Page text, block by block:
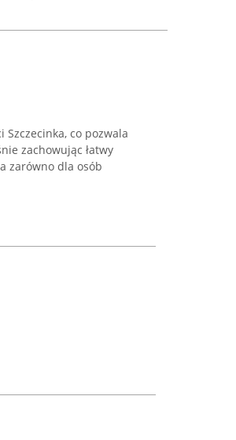
co pozwala
zachowując łatwy
zarówno dla osób